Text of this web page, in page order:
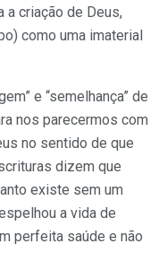
a criação de Deus,
como uma imaterial
e “semelhança” de
nos parecermos com
no sentido de que
dizem que
existe sem um
a vida de
perfeita saúde e não